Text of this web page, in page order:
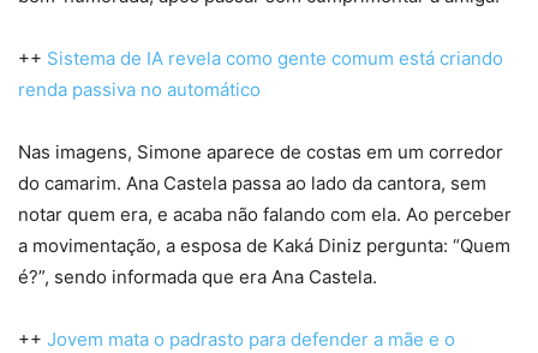
++ Sistema de IA revela como gente comum está criando
renda passiva no automático
Nas imagens, Simone aparece de costas em um corredor
do camarim. Ana Castela passa ao lado da cantora, sem
notar quem era, e acaba não falando com ela. Ao perceber
a movimentação, a esposa de Kaká Diniz pergunta: “Quem
é?”, sendo informada que era Ana Castela.
++ Jovem mata o padrasto para defender a mãe e o